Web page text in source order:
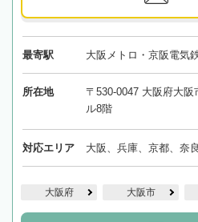
最寄駅 大阪メトロ・京阪電気
所在地
〒530-0047 大阪府大
ル8階
対応エリア 大阪、兵庫、京都、奈
大阪府 大阪市